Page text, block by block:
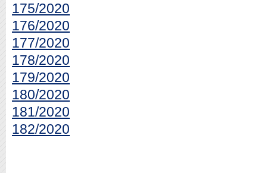
175/2020
176/2020
177/2020
178/2020
179/2020
180/2020
181/2020
182/2020